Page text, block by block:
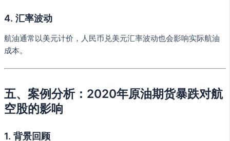
4. 汇率波动
航油通常以美元计价，人民币兑美元汇率波动也会影响实际航油
成本。
五、案例分析：2020年原油期货暴跌对航
空股的影响
1. 背景回顾